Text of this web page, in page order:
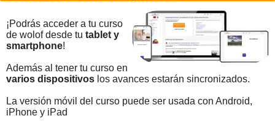
¡Podrás acceder a tu curso
de wolof desde tu tablet y
smartphone!
Además al tener tu curso en
varios dispositivos los avances estarán sincronizados.
La versión móvil del curso puede ser usada con Android,
iPhone y iPad